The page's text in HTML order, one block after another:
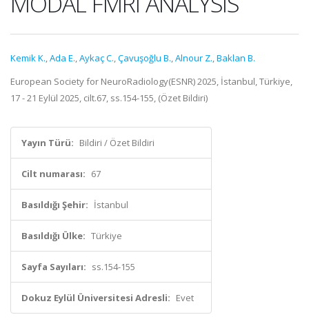
Kemik K.,Ada E.,Aykaç C.,Çavuşoğlu B.,Alnour Z.,Baklan B.
European Society for NeuroRadiology(ESNR) 2025, İstanbul, Türkiye,
17 - 21 Eylül 2025, cilt.67, ss.154-155, (Özet Bildiri)
Yayın Türü: Bildiri / Özet Bildiri
Cilt numarası: 67
Basıldığı Şehir: İstanbul
Basıldığı Ülke: Türkiye
Sayfa Sayıları: ss.154-155
Dokuz Eylül Üniversitesi Adresli: Evet